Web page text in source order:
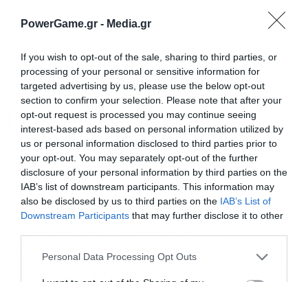
PowerGame.gr - Media.gr
If you wish to opt-out of the sale, sharing to third parties, or
processing of your personal or sensitive information for
targeted advertising by us, please use the below opt-out
section to confirm your selection. Please note that after your
opt-out request is processed you may continue seeing
interest-based ads based on personal information utilized by
us or personal information disclosed to third parties prior to
your opt-out. You may separately opt-out of the further
disclosure of your personal information by third parties on the
IAB’s list of downstream participants. This information may
also be disclosed by us to third parties on the IAB’s List of
Downstream Participants that may further disclose it to other
Personal Data Processing Opt Outs
απορρυπαντικών στους μεγάλους λιανέμπορους
ιδιωτικής ετικέτας και στη ho.re.ca. Για φέτος
προβλέπει τζίρο πάνω από 72 εκατ. ευρώ.
Στα θρανία για την ΑΙ
Στα θρανία για την τεχνητή νοημοσύνηκάθισε
χθες
ο πρωθυπουργός, Κυριάκος Μητσοτάκης,
αλλά και πολλά από τα μέλη του Υπουργικού
Συμβουλίου, μεταξύ των οποίων η υπουργός
εκπαιδευτικό σεμινάριο για το ΑΙ, το οποίο
Εγγραφή στο
newsletter